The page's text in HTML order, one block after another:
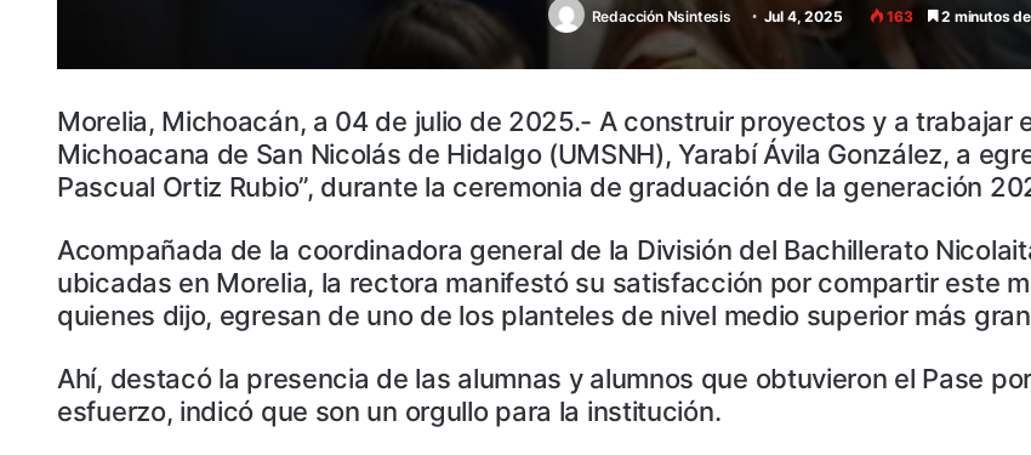
Redacción Nsintesis Jul 4, 2025 163 2 minutos
Morelia, Michoacán, a 04 de julio de 2025.- A construir proyectos y a trabajar
Michoacana de San Nicolás de Hidalgo (UMSNH), Yarabí Ávila González, a
Pascual Ortiz Rubio”, durante la ceremonia de graduación de la generación
Acompañada de la coordinadora general de la División del Bachillerato
ubicadas en Morelia, la rectora manifestó su satisfacción por compartir este
quienes dijo, egresan de uno de los planteles de nivel medio superior más
Ahí, destacó la presencia de las alumnas y alumnos que obtuvieron el Pase
esfuerzo, indicó que son un orgullo para la institución.